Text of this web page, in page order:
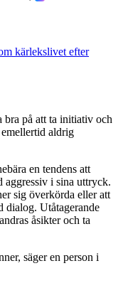
kärlekslivet efter
bra på att ta initiativ och
aldrig
en tendens att
aggressiv i sina uttryck.
sig överkörda eller att
dialog. Utåtagerande
åsikter och ta
säger en person i